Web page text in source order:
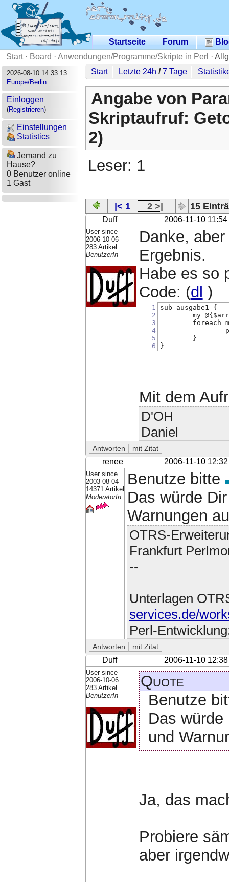
Startseite Forum
Start· Board · Anwendungen/Programme/Skripte in Perl ·
2026-08-10 14:33:13
Europe/Berlin
Einloggen
(Registrieren)
Einstellungen
Statistics
Jemand zu
Hause?
0 Benutzer online
1 Gast
Start Letzte 24h /7 Tage
Angabe von
Skriptaufruf:
2)
Leser: 1
|< 1 2 >| 15
Duff 2006-11-10 11:54
User since
2006-10-06
283 Artikel
BenutzerIn
Danke,
Ergebnis.
Habe es so
Code: (dl )
1
2
3
4
5
6
sub ausgabe1 {
my
foreach
        }
}
Mit dem
D'OH
Daniel
renee 2006-11-10 12:32
User since
2003-08-04
14371 Artikel
ModeratorIn
Benutze bitte
Das würde
Warnungen
OTRS-
Frankfurt
--
Unterlagen
services.de/
Perl-
Duff 2006-11-10 12:38
User since
2006-10-06
283 Artikel
BenutzerIn
Quote
Benutze
Das
und
Ja, das
Probiere
aber